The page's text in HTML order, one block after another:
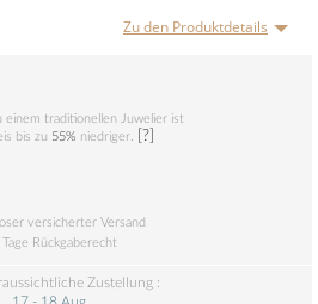
Zu den Produktdetails
einem traditionellen Juwelier ist
bis zu 55% niedriger. [?]
versicherter Versand
Tage Rückgaberecht
Zustellung :